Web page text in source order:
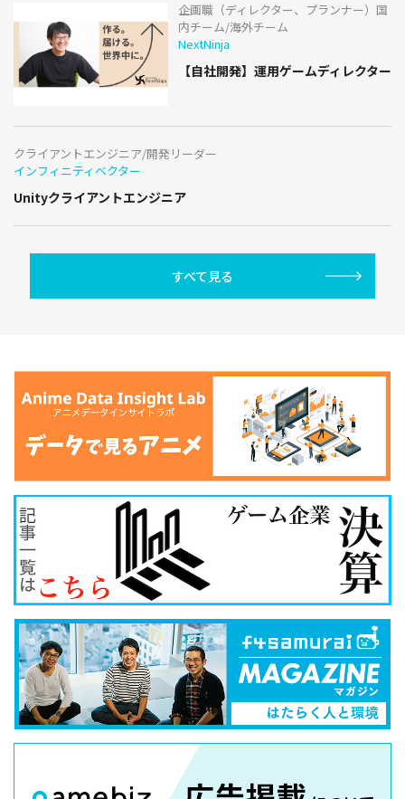
企画職（ディレクター、プランナー）国
内チーム/海外チーム
NextNinja
【自社開発】運用ゲームディレクター
クライアントエンジニア/開発リーダー
インフィニティベクター
Unityクライアントエンジニア
すべて見る